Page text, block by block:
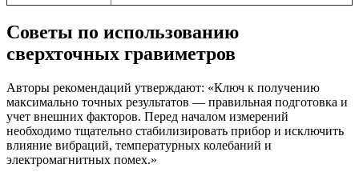
Советы по использованию
сверхточных гравиметров
Авторы рекомендаций утверждают: «Ключ к получению
максимально точных результатов — правильная подготовка и
учет внешних факторов. Перед началом измерений
необходимо тщательно стабилизировать прибор и исключить
влияние вибраций, температурных колебаний и
электромагнитных помех.»